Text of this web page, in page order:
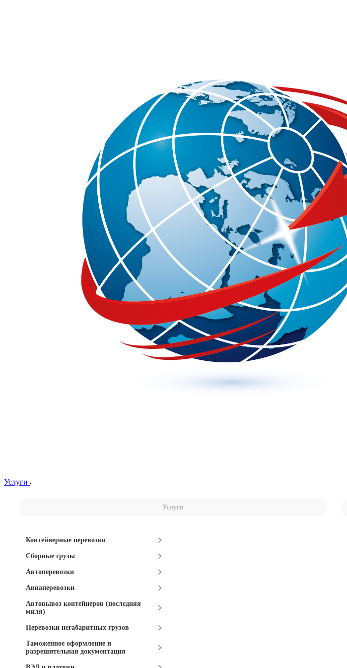
Услуги
Услуги
Контейнерные перевозки
Сборные грузы
Автоперевозки
Авиаперевозки
Автовывоз контейнеров (последняя
миля)
Перевозки негабаритных грузов
Таможенное оформление и
разрешительная документация